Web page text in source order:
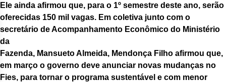
Ele ainda afirmou que, para o 1º semestre deste ano, serão
oferecidas 150 mil vagas. Em coletiva junto com o
secretário de Acompanhamento Econômico do Ministério
da
Fazenda, Mansueto Almeida, Mendonça Filho afirmou que,
em março o governo deve anunciar novas mudanças no
Fies, para tornar o programa sustentável e com menor